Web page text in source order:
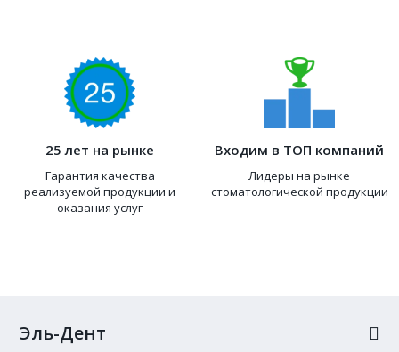
25 лет на рынке
Гарантия качества
реализуемой продукции и
оказания услуг
Входим в ТОП компаний
Лидеры на рынке
стоматологической продукции
Эль-Дент